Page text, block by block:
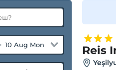
10 Aug Mon Reis